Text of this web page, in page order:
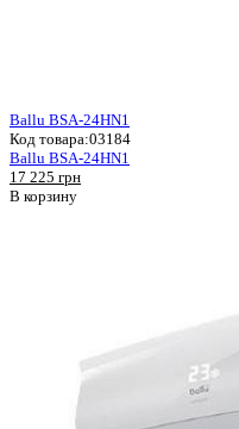
Ballu BSA-24HN1
Код товара:03184
Ballu BSA-24HN1
17 225 грн
В корзину